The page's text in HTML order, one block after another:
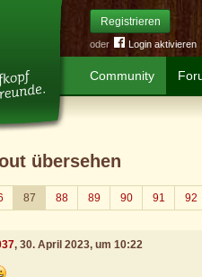
Registrieren
oder Login aktivieren
Community
übersehen
87 88 89 90 91 92
, 30. April 2023, um 10:22